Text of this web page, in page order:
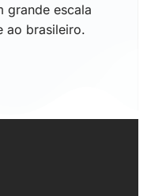
grande escala
ao brasileiro.